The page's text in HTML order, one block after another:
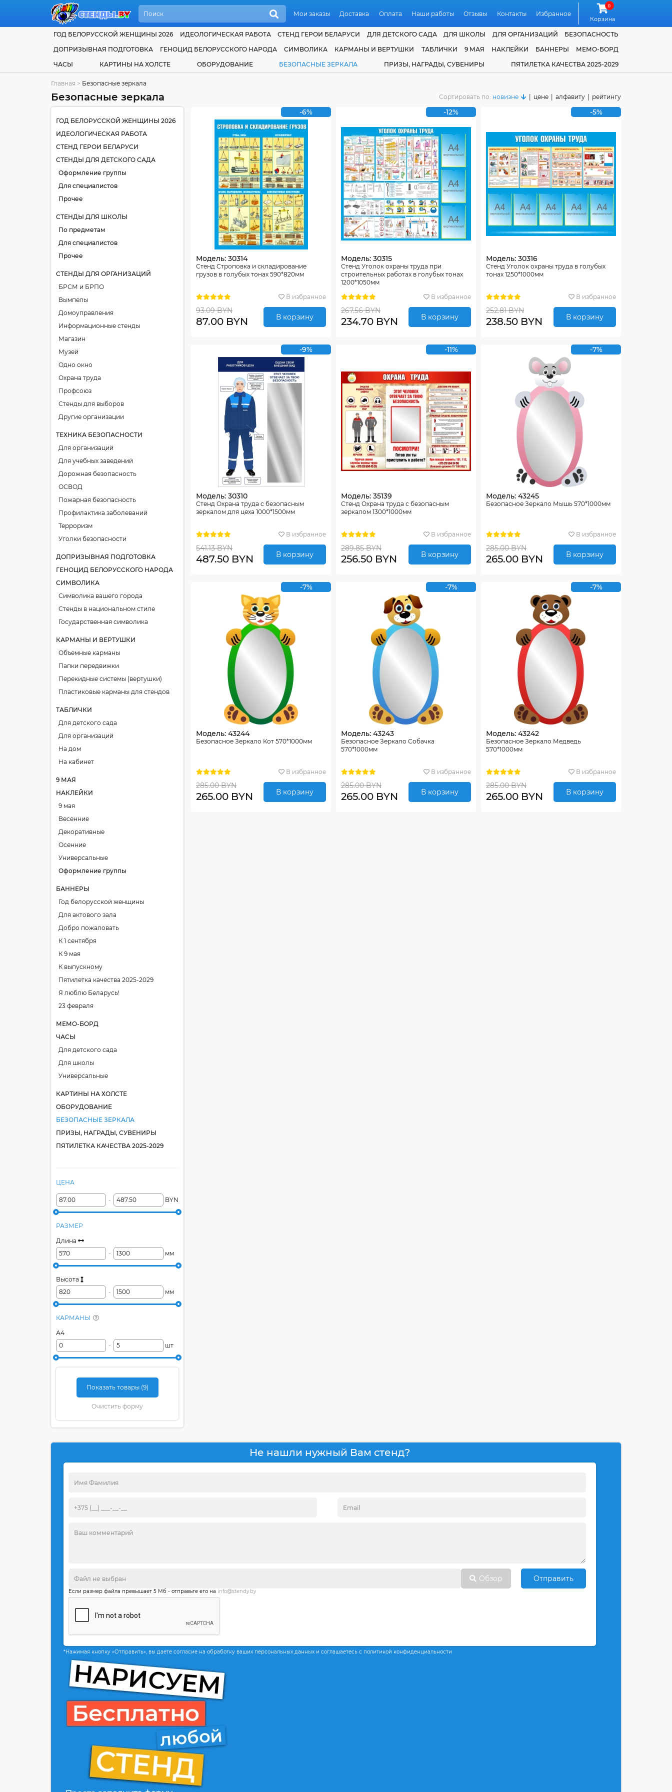
Мои заказы Доставка Оплата Наши работы Отзывы Контакты Избранное
0
Корзина
ГОД БЕЛОРУССКОЙ ЖЕНЩИНЫ 2026 ИДЕОЛОГИЧЕСКАЯ РАБОТА СТЕНД ГЕРОИ БЕЛАРУСИ ДЛЯ ДЕТСКОГО САДА ДЛЯ ШКОЛЫ ДЛЯ ОРГАНИЗАЦИЙ
БЕЗОПАСНОСТЬ
ДОПРИЗЫВНАЯ ПОДГОТОВКА
ГЕНОЦИД БЕЛОРУССКОГО НАРОДА СИМВОЛИКА КАРМАНЫ И ВЕРТУШКИ ТАБЛИЧКИ 9 МАЯ НАКЛЕЙКИ БАННЕРЫ
МЕМО-БОРД
ЧАСЫ
КАРТИНЫ НА ХОЛСТЕ ОБОРУДОВАНИЕ БЕЗОПАСНЫЕ ЗЕРКАЛА ПРИЗЫ, НАГРАДЫ, СУВЕНИРЫ ПЯТИЛЕТКА КАЧЕСТВА 2025-2029
Главная > Безопасные зеркала
Безопасные зеркала Сортировать по: новизне цене алфавиту рейтингу
ГОД БЕЛОРУССКОЙ ЖЕНЩИНЫ 2026
ИДЕОЛОГИЧЕСКАЯ РАБОТА
СТЕНД ГЕРОИ БЕЛАРУСИ
СТЕНДЫ ДЛЯ ДЕТСКОГО САДА
Оформление группы
Для специалистов
Прочее
СТЕНДЫ ДЛЯ ШКОЛЫ
По предметам
Для специалистов
Прочее
СТЕНДЫ ДЛЯ ОРГАНИЗАЦИЙ
БРСМ и БРПО
Вымпелы
Домоуправления
Информационные стенды
Магазин
Музей
Одно окно
Охрана труда
Профсоюз
Стенды для выборов
Другие организации
ТЕХНИКА БЕЗОПАСНОСТИ
Для организаций
Для учебных заведений
Дорожная безопасность
ОСВОД
Пожарная безопасность
Профилактика заболеваний
Терроризм
Уголки безопасности
ДОПРИЗЫВНАЯ ПОДГОТОВКА
ГЕНОЦИД БЕЛОРУССКОГО НАРОДА
СИМВОЛИКА
Символика вашего города
Стенды в национальном стиле
Государственная символика
КАРМАНЫ И ВЕРТУШКИ
Объемные карманы
Папки передвижки
Перекидные системы (вертушки)
Пластиковые карманы для стендов
ТАБЛИЧКИ
Для детского сада
Для организаций
На дом
На кабинет
9 МАЯ
НАКЛЕЙКИ
9 мая
Весенние
Декоративные
Осенние
Универсальные
Оформление группы
БАННЕРЫ
Год белорусской женщины
Для актового зала
Добро пожаловать
К 1 сентября
К 9 мая
К выпускному
Пятилетка качества 2025-2029
Я люблю Беларусь!
23 февраля
МЕМО-БОРД
ЧАСЫ
Для детского сада
Для школы
Универсальные
КАРТИНЫ НА ХОЛСТЕ
ОБОРУДОВАНИЕ
БЕЗОПАСНЫЕ ЗЕРКАЛА
ПРИЗЫ, НАГРАДЫ, СУВЕНИРЫ
ПЯТИЛЕТКА КАЧЕСТВА 2025-2029
ЦЕНА
- BYN
РАЗМЕР
Длина
-
мм
Высота
-
мм
КАРМАНЫ
А4
-
шт
Показать товары (9)
Очистить форму
-6%
Модель: 30314
Стенд Строповка и складирование
грузов в голубых тонах 590*820мм
В избранное
93.09 BYN
87.00 BYN В корзину
-12%
Модель: 30315
Стенд Уголок охраны труда при
строительных работах в голубых тонах
1200*1050мм
В избранное
267.56 BYN
234.70 BYN В корзину
-5%
Модель: 30316
Стенд Уголок охраны труда в голубых
тонах 1250*1000мм
В избранное
252.81 BYN
238.50 BYN В корзину
-9%
Модель: 30310
Стенд Охрана труда с безопасным
зеркалом для цеха 1000*1500мм
В избранное
541.13 BYN
487.50 BYN В корзину
-11%
Модель: 35139
Стенд Охрана труда с безопасным
зеркалом 1300*1000мм
В избранное
289.85 BYN
256.50 BYN В корзину
-7%
Модель: 43245
Безопасное Зеркало Мышь 570*1000мм
В избранное
285.00 BYN
265.00 BYN В корзину
-7%
Модель: 43244
Безопасное Зеркало Кот 570*1000мм
В избранное
285.00 BYN
265.00 BYN В корзину
-7%
Модель: 43243
Безопасное Зеркало Собачка
570*1000мм
В избранное
285.00 BYN
265.00 BYN В корзину
-7%
Модель: 43242
Безопасное Зеркало Медведь
570*1000мм
В избранное
285.00 BYN
265.00 BYN В корзину
Не нашли нужный Вам стенд?
Обзор Отправить
Если размер файла превышает 5 Мб - отправьте его на info@stendy.by
*Нажимая кнопку «Отправить», вы даете согласие на обработку ваших персональных данных и соглашаетесь с политикой конфиденциальности